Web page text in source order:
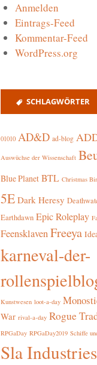
Anmelden
Eintrags-Feed
Kommentar-Feed
WordPress.org
SCHLAGWÖRTER
01010 AD&D ad-blog
Auswüchse der Wissenschaft
Blue Planet BTL Christmas
5E Dark Heresy
Earthdawn Epic Roleplay
Feensklaven Freeya
karneval-der-
Kunstwesen loot-a-day
War rival-a-day Rogue
RPGaDay RPGaDay2019 Schiffe
Sla Industries